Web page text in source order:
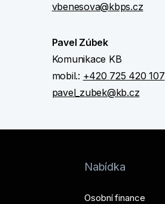
vbenesova@kbps.cz
Pavel Zúbek
Komunikace KB
mobil.: +420 725 420 107
pavel_zubek@kb.cz
Nabídka
Osobní finance